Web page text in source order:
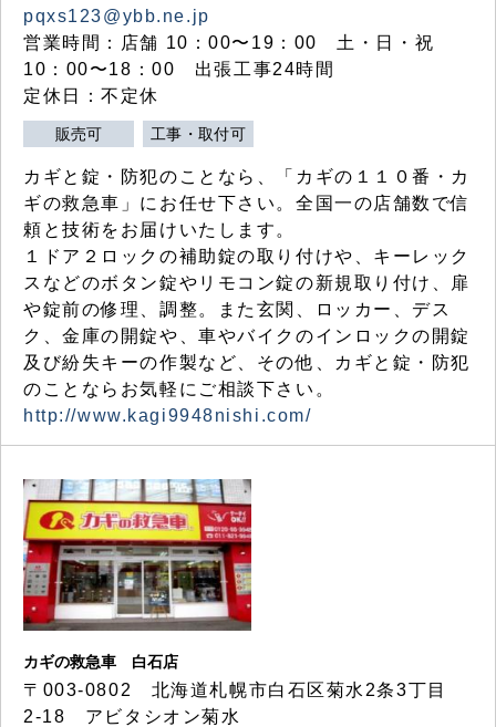
pqxs123@ybb.ne.jp
営業時間：店舗 10：00〜19：00 土・日・祝
10：00〜18：00 出張工事24時間
定休日：不定休
販売可 工事・取付可
カギと錠・防犯のことなら、「カギの１１０番・カ
ギの救急車」にお任せ下さい。全国一の店舗数で信
頼と技術をお届けいたします。
１ドア２ロックの補助錠の取り付けや、キーレック
スなどのボタン錠やリモコン錠の新規取り付け、扉
や錠前の修理、調整。また玄関、ロッカー、デス
ク、金庫の開錠や、車やバイクのインロックの開錠
及び紛失キーの作製など、その他、カギと錠・防犯
のことならお気軽にご相談下さい。
http://www.kagi9948nishi.com/
カギの救急車 白石店
〒003-0802 北海道札幌市白石区菊水2条3丁目
2-18 アビタシオン菊水